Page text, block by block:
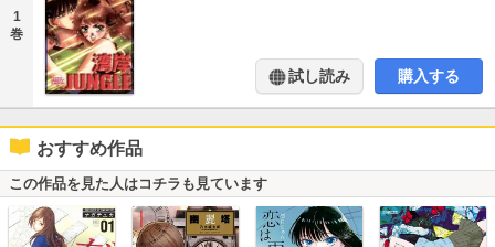
1
巻
試し読み 購入する
おすすめ作品
この作品を見た人はコチラも見ています